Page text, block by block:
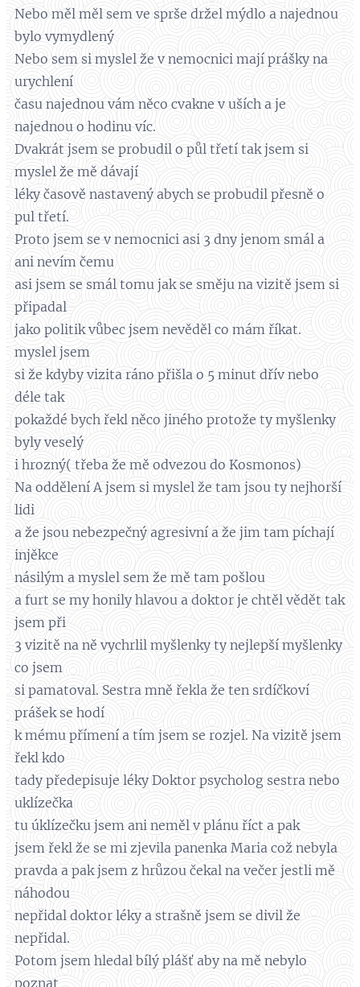
Nebo měl měl sem ve sprše držel mýdlo a najednou
bylo vymydlený
Nebo sem si myslel že v nemocnici mají prášky na
urychlení
času najednou vám něco cvakne v uších a je
najednou o hodinu víc.
Dvakrát jsem se probudil o půl třetí tak jsem si
myslel že mě dávají
léky časově nastavený abych se probudil přesně o
pul třetí.
Proto jsem se v nemocnici asi 3 dny jenom smál a
ani nevím čemu
asi jsem se smál tomu jak se směju na vizitě jsem si
připadal
jako politik vůbec jsem nevěděl co mám říkat.
myslel jsem
si že kdyby vizita ráno přišla o 5 minut dřív nebo
déle tak
pokaždé bych řekl něco jiného protože ty myšlenky
byly veselý
i hrozný( třeba že mě odvezou do Kosmonos)
Na oddělení A jsem si myslel že tam jsou ty nejhorší
lidi
a že jsou nebezpečný agresivní a že jim tam píchají
injěkce
násilým a myslel sem že mě tam pošlou
a furt se my honily hlavou a doktor je chtěl vědět tak
jsem při
3 vizitě na ně vychrlil myšlenky ty nejlepší myšlenky
co jsem
si pamatoval. Sestra mně řekla že ten srdíčkoví
prášek se hodí
k mému přímení a tím jsem se rozjel. Na vizitě jsem
řekl kdo
tady předepisuje léky Doktor psycholog sestra nebo
uklízečka
tu úklízečku jsem ani neměl v plánu říct a pak
jsem řekl že se mi zjevila panenka Maria což nebyla
pravda a pak jsem z hrůzou čekal na večer jestli mě
náhodou
nepřidal doktor léky a strašně jsem se divil že
nepřidal.
Potom jsem hledal bílý plášť aby na mě nebylo
poznat